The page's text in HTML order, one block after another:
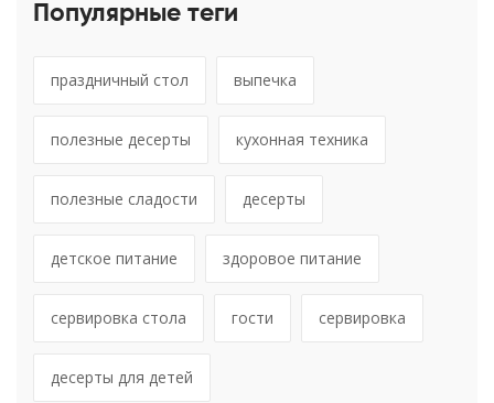
Популярные теги
праздничный стол выпечка
полезные десерты кухонная техника
полезные сладости десерты
детское питание здоровое питание
сервировка стола гости сервировка
десерты для детей